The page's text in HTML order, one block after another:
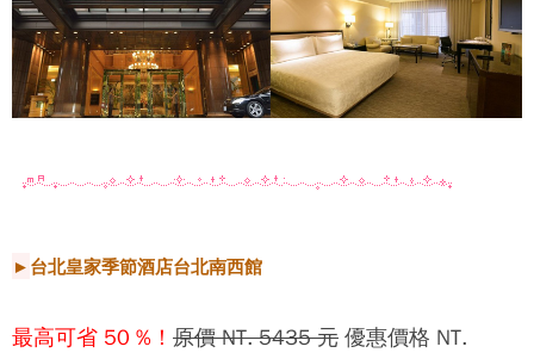
►台北皇家季節酒店台北南西館
最高可省 50 %！ 原價 NT. 5435 元 優惠價格 NT.